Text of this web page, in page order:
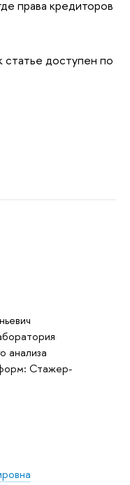
права кредиторов
доступен по
анализа
Стажер-